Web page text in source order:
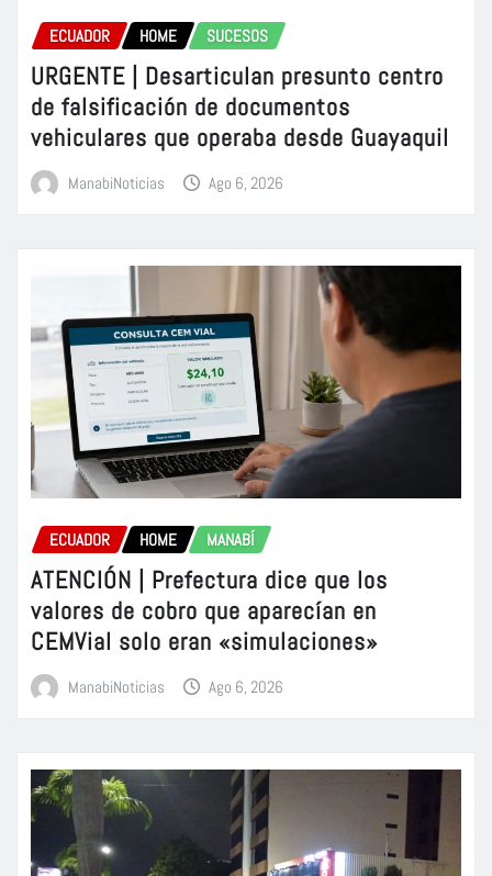
ECUADOR HOME SUCESOS
URGENTE | Desarticulan presunto centro
de falsificación de documentos
vehiculares que operaba desde Guayaquil
ManabiNoticias Ago 6, 2026
ECUADOR HOME MANABÍ
ATENCIÓN | Prefectura dice que los
valores de cobro que aparecían en
CEMVial solo eran «simulaciones»
ManabiNoticias Ago 6, 2026